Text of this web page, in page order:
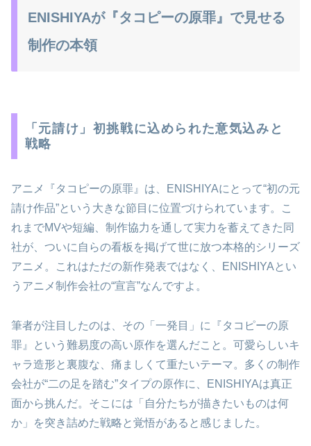
ENISHIYAが『タコピーの原罪』で見せる
制作の本領
「元請け」初挑戦に込められた意気込みと
戦略
アニメ『タコピーの原罪』は、ENISHIYAにとって“初の元
請け作品”という大きな節目に位置づけられています。こ
れまでMVや短編、制作協力を通して実力を蓄えてきた同
社が、ついに自らの看板を掲げて世に放つ本格的シリーズ
アニメ。これはただの新作発表ではなく、ENISHIYAとい
うアニメ制作会社の“宣言”なんですよ。
筆者が注目したのは、その「一発目」に『タコピーの原
罪』という難易度の高い原作を選んだこと。可愛らしいキ
ャラ造形と裏腹な、痛ましくて重たいテーマ。多くの制作
会社が“二の足を踏む”タイプの原作に、ENISHIYAは真正
面から挑んだ。そこには「自分たちが描きたいものは何
か」を突き詰めた戦略と覚悟があると感じました。